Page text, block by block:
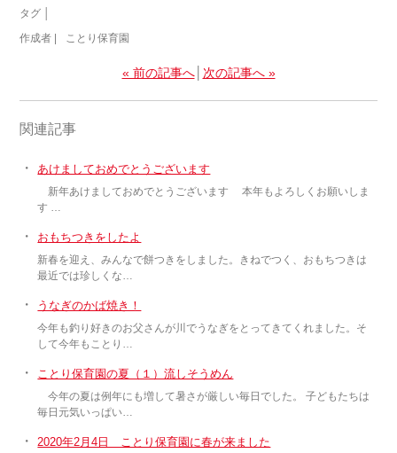
タグ │
作成者 |
ことり保育園
« 前の記事へ│ 次の記事へ »
関連記事
・ あけましておめでとうございます
新年あけましておめでとうございます 本年もよろしくお願いしま
す …
・ おもちつきをしたよ
新春を迎え、みんなで餅つきをしました。きねでつく、おもちつきは
最近では珍しくな…
・ うなぎのかば焼き！
今年も釣り好きのお父さんが川でうなぎをとってきてくれました。そ
して今年もことり…
・ ことり保育園の夏（１）流しそうめん
今年の夏は例年にも増して暑さが厳しい毎日でした。 子どもたちは
毎日元気いっぱい…
・ 2020年2月4日 ことり保育園に春が来ました